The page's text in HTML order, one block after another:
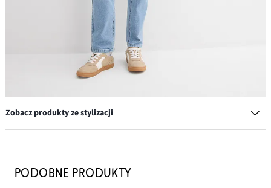
Zobacz produkty ze stylizacji
bawełny
PODOBNE PRODUKTY